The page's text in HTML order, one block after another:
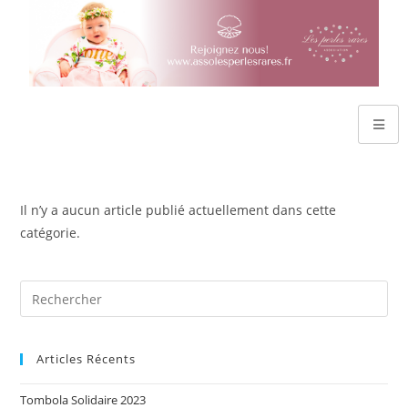
Il n’y a aucun article publié actuellement dans cette
catégorie.
Articles Récents
Tombola Solidaire 2023